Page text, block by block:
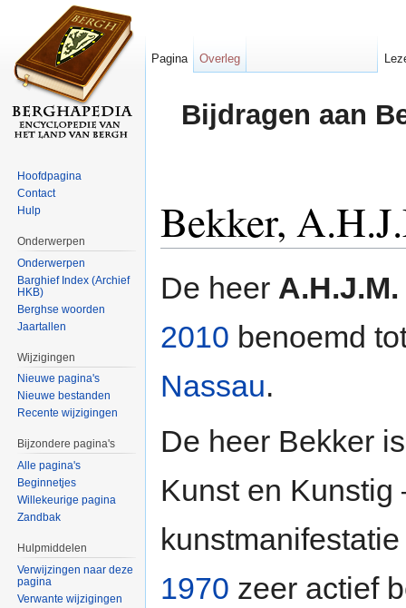
Bijdragen aan
Bekker,
De heer
2010 benoemd
Nassau.
De heer Bekker
Kunst en
1970 zeer actief
Pagina Overleg
Hoofdpagina
Contact
Hulp
Onderwerpen
Onderwerpen
Barghief Index (Archief
HKB)
Berghse woorden
Jaartallen
Wijzigingen
Nieuwe pagina's
Nieuwe bestanden
Recente wijzigingen
Bijzondere pagina's
Alle pagina's
Beginnetjes
Willekeurige pagina
Zandbak
Hulpmiddelen
Verwijzingen naar deze
pagina
Verwante wijzigingen